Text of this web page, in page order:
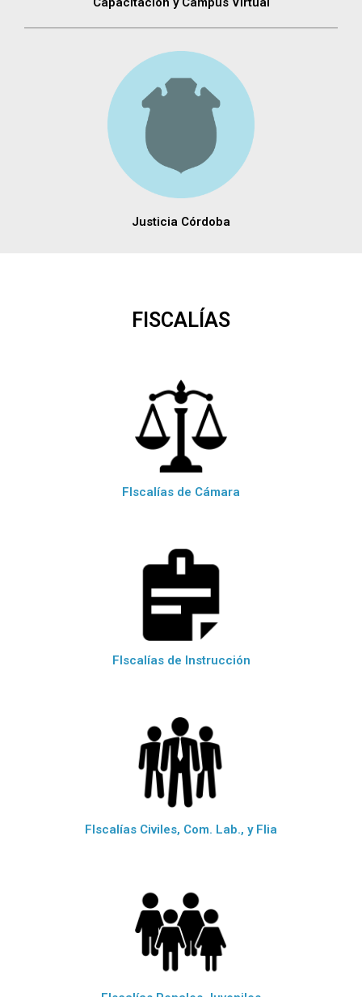
Justicia Córdoba
FISCALÍAS
FIscalías de Cámara
FIscalías de Instrucción
FIscalías Civiles, Com. Lab., y Flia